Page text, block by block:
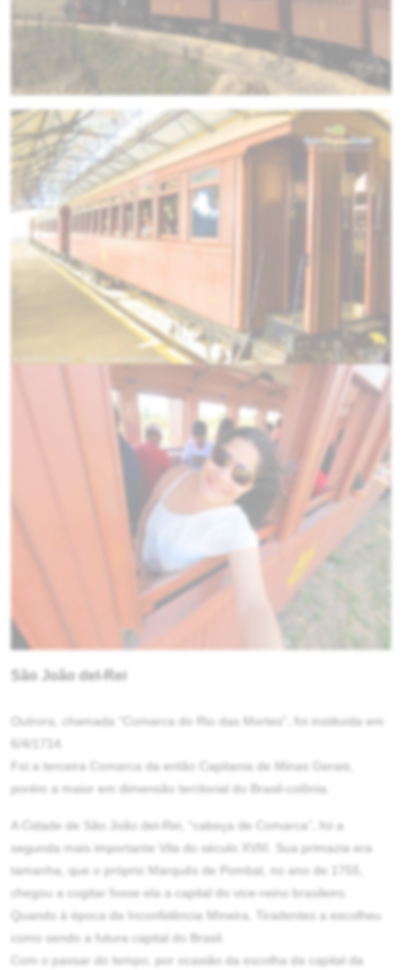
São João del-Rei
Outrora, chamada “Comarca do Rio das Mortes”, foi instituída em
6/4/1714.
Foi a terceira Comarca da então Capitania de Minas Gerais,
porém a maior em dimensão territorial do Brasil-colônia.
A Cidade de São João del-Rei, “cabeça de Comarca”, foi a
segunda mais importante Vila do século XVIII. Sua primazia era
tamanha, que o próprio Marquês de Pombal, no ano de 1755,
chegou a cogitar fosse ela a capital do vice-reino brasileiro.
Quando à época da Inconfidência Mineira, Tiradentes a escolheu
como sendo a futura capital do Brasil.
Com o passar do tempo, por ocasião da escolha da capital da